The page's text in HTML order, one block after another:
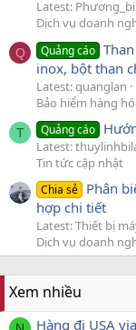
Latest:
Dịch vụ doanh
Q Quảng cáo
inox, bột than
Latest: quanglan
Bảo hiểm hàng
T Quảng cáo
Latest:
Tin tức cập nhật
Chia sẻ Phân
hợp chi tiết
Latest: Thiết bị
Dịch vụ doanh
Xem nhiều
Hàng đi USA